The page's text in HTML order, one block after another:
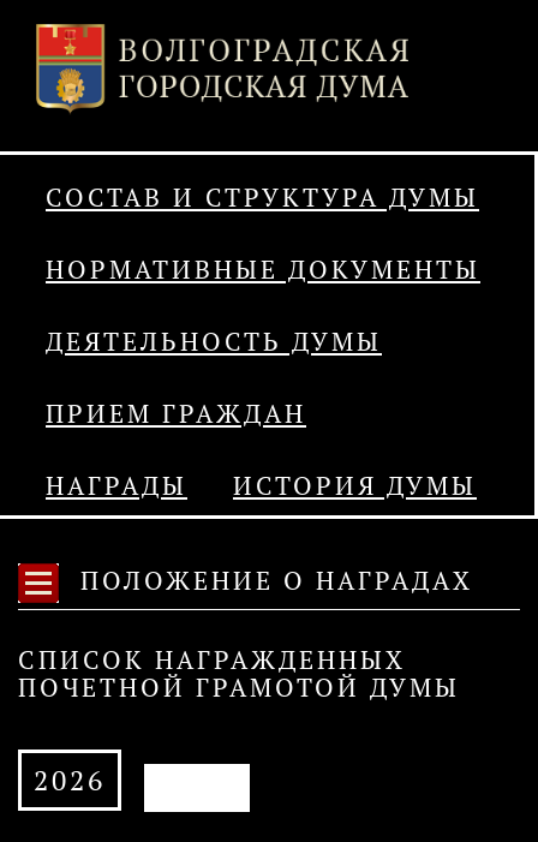
СОСТАВ И СТРУКТУРА ДУМЫ
НОРМАТИВНЫЕ ДОКУМЕНТЫ
ДЕЯТЕЛЬНОСТЬ ДУМЫ
ПРИЕМ ГРАЖДАН
НАГРАДЫ ИСТОРИЯ ДУМЫ
ПОЛОЖЕНИЕ О НАГРАДАХ
СПИСОК НАГРАЖДЕННЫХ
ПОЧЕТНОЙ ГРАМОТОЙ ДУМЫ
2026